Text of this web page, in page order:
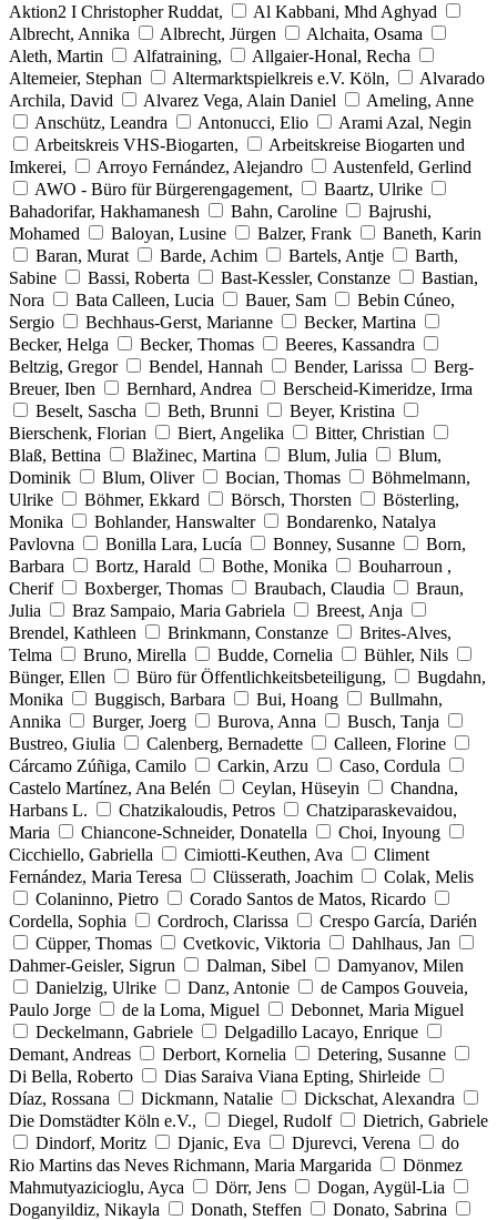
Aktion2 I Christopher Ruddat,
Al Kabbani, Mhd Aghyad
Albrecht, Annika
Albrecht, Jürgen
Alchaita, Osama
Aleth, Martin
Alfatraining,
Allgaier-Honal, Recha
Altemeier, Stephan
Altermarktspielkreis e.V. Köln,
Alvarado
Archila, David
Alvarez Vega, Alain Daniel
Ameling, Anne
Anschütz, Leandra
Antonucci, Elio
Arami Azal, Negin
Arbeitskreis VHS-Biogarten,
Arbeitskreise Biogarten und
Imkerei,
Arroyo Fernández, Alejandro
Austenfeld, Gerlind
AWO - Büro für Bürgerengagement,
Baartz, Ulrike
Bahadorifar, Hakhamanesh
Bahn, Caroline
Bajrushi,
Mohamed
Baloyan, Lusine Balzer, Frank
Baneth, Karin
Baran, Murat
Barde, Achim Bartels, Antje
Barth,
Sabine
Bassi, Roberta Bast-Kessler, Constanze
Bastian,
Nora
Bata Calleen, Lucia Bauer, Sam
Bebin Cúneo,
Sergio
Bechhaus-Gerst, Marianne
Becker, Martina
Becker, Helga
Becker, Thomas
Beeres, Kassandra
Beltzig, Gregor
Bendel, Hannah Bender, Larissa
Berg-
Breuer, Iben
Bernhard, Andrea
Berscheid-Kimeridze, Irma
Beselt, Sascha
Beth, Brunni
Beyer, Kristina
Bierschenk, Florian
Biert, Angelika
Bitter, Christian
Blaß, Bettina
Blažinec, Martina Blum, Julia
Blum,
Dominik
Blum, Oliver Bocian, Thomas
Böhmelmann,
Ulrike
Böhmer, Ekkard Börsch, Thorsten
Bösterling,
Monika
Bohlander, Hanswalter
Bondarenko, Natalya
Pavlovna
Bonilla Lara, Lucía Bonney, Susanne
Born,
Barbara
Bortz, Harald Bothe, Monika
Bouharroun ,
Cherif
Boxberger, Thomas Braubach, Claudia
Braun,
Julia
Braz Sampaio, Maria Gabriela
Breest, Anja
Brendel, Kathleen
Brinkmann, Constanze
Brites-Alves,
Telma
Bruno, Mirella Budde, Cornelia
Bühler, Nils
Bünger, Ellen
Büro für Öffentlichkeitsbeteiligung,
Bugdahn,
Monika
Buggisch, Barbara Bui, Hoang
Bullmahn,
Annika
Burger, Joerg Burova, Anna
Busch, Tanja
Bustreo, Giulia
Calenberg, Bernadette
Calleen, Florine
Cárcamo Zúñiga, Camilo
Carkin, Arzu
Caso, Cordula
Castelo Martínez, Ana Belén
Ceylan, Hüseyin
Chandna,
Harbans L.
Chatzikaloudis, Petros
Chatziparaskevaidou,
Maria
Chiancone-Schneider, Donatella
Choi, Inyoung
Cicchiello, Gabriella
Cimiotti-Keuthen, Ava
Climent
Fernández, Maria Teresa
Clüsserath, Joachim
Colak, Melis
Colaninno, Pietro
Corado Santos de Matos, Ricardo
Cordella, Sophia
Cordroch, Clarissa
Crespo García, Darién
Cüpper, Thomas
Cvetkovic, Viktoria
Dahlhaus, Jan
Dahmer-Geisler, Sigrun
Dalman, Sibel
Damyanov, Milen
Danielzig, Ulrike
Danz, Antonie
de Campos Gouveia,
Paulo Jorge
de la Loma, Miguel
Debonnet, Maria Miguel
Deckelmann, Gabriele
Delgadillo Lacayo, Enrique
Demant, Andreas
Derbort, Kornelia
Detering, Susanne
Di Bella, Roberto
Dias Saraiva Viana Epting, Shirleide
Díaz, Rossana
Dickmann, Natalie
Dickschat, Alexandra
Die Domstädter Köln e.V.,
Diegel, Rudolf
Dietrich, Gabriele
Dindorf, Moritz
Djanic, Eva Djurevci, Verena
do
Rio Martins das Neves Richmann, Maria Margarida
Dönmez
Mahmutyazicioglu, Ayca
Dörr, Jens
Dogan, Aygül-Lia
Doganyildiz, Nikayla
Donath, Steffen
Donato, Sabrina